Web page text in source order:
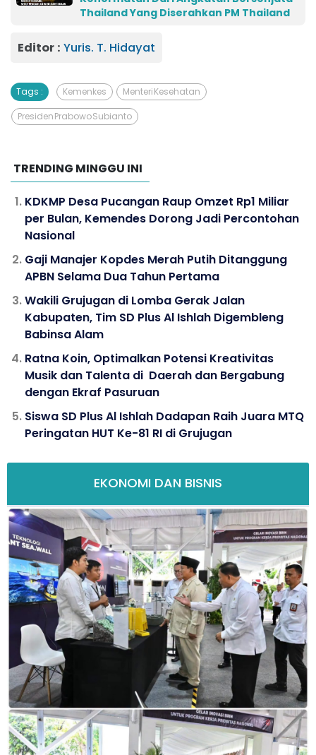
Thailand Yang Diserahkan PM Thailand
Editor : Yuris. T. Hidayat
Tags : Kemenkes Menteri Kesehatan
Presiden Prabowo Subianto
TRENDING MINGGU INI
KDKMP Desa Pucangan Raup Omzet Rp1 Miliar
per Bulan, Kemendes Dorong Jadi Percontohan
Nasional
Gaji Manajer Kopdes Merah Putih Ditanggung
APBN Selama Dua Tahun Pertama
Wakili Grujugan di Lomba Gerak Jalan
Kabupaten, Tim SD Plus Al Ishlah Digembleng
Babinsa Alam
Ratna Koin, Optimalkan Potensi Kreativitas
Musik dan Talenta di Daerah dan Bergabung
dengan Ekraf Pasuruan
Siswa SD Plus Al Ishlah Dadapan Raih Juara MTQ
Peringatan HUT Ke-81 RI di Grujugan
EKONOMI DAN BISNIS